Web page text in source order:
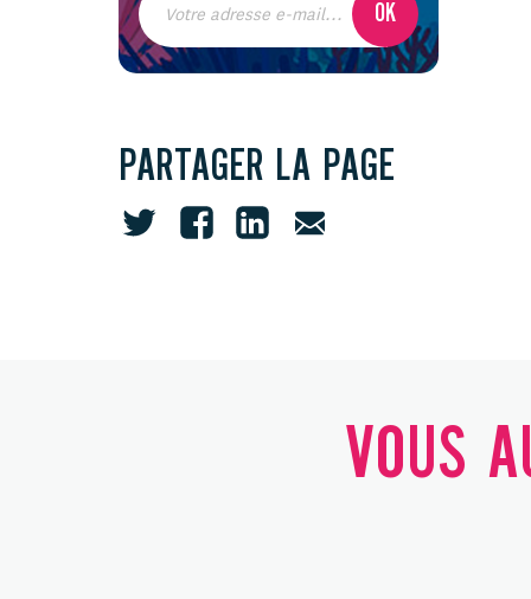
PARTAGER LA PAGE
VOUS